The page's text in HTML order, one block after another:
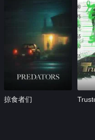
掠食者们